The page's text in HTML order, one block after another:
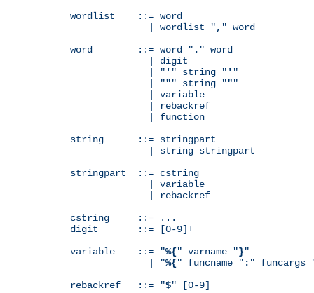
wordlist    ::= word
              | wordlist "
, " word
word        ::= word " . " word
              | digit
              | "
' " string " ' "
              | "
"" string """
              | variable
              | function
string      ::= stringpart
              | string stringpart
stringpart  ::= cstring
              | variable
cstring     ::= ...
digit       ::= [0-9]+
variable    ::= "%{" varname "}"
              | "
%{" funcname " : " funcargs
rebackref   ::= "$" [0-9]